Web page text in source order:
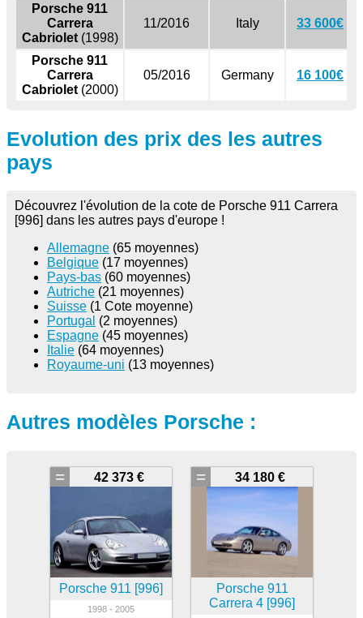
Porsche 911
Carrera
Cabriolet(1998)
11/2016 Italy 33 600€
Porsche 911
Carrera
Cabriolet(2000)
05/2016 Germany 16 100€
Evolution des prix des les autres
pays
Découvrez l'évolution de la cote de Porsche 911 Carrera
[996] dans les autres pays d'europe !
Allemagne (65 moyennes)
Belgique (17 moyennes)
Pays-bas (60 moyennes)
Autriche (21 moyennes)
Suisse (1 Cote moyenne)
Portugal (2 moyennes)
Espagne (45 moyennes)
Italie (64 moyennes)
Royaume-uni (13 moyennes)
Autres modèles Porsche :
42 373 €
=
Porsche 911 [996]
1998 - 2005
34 180 €
=
Porsche 911
Carrera 4 [996]